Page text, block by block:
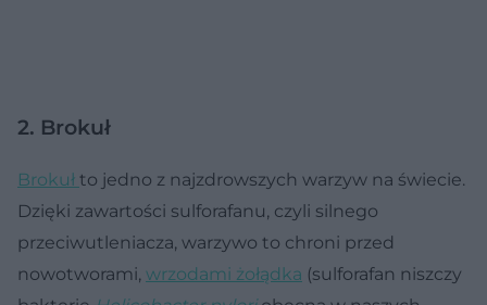
2. Brokuł
Brokuł to jedno z najzdrowszych warzyw na świecie.
Dzięki zawartości sulforafanu, czyli silnego
przeciwutleniacza, warzywo to chroni przed
nowotworami, wrzodami żołądka (sulforafan niszczy